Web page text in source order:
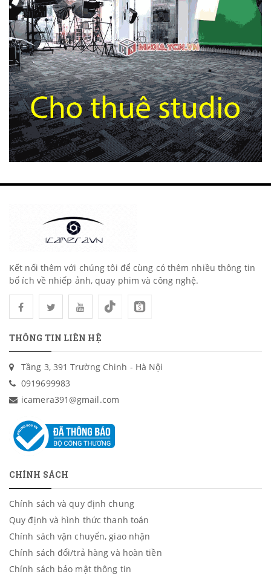
Kết nối thêm với chúng tôi để cùng có thêm nhiều thông tin
bổ ích về nhiếp ảnh, quay phim và công nghệ.
THÔNG TIN LIÊN HỆ
Tầng 3, 391 Trường Chinh - Hà Nội
0919699983
icamera391@gmail.com
CHÍNH SÁCH
Chính sách và quy định chung
Quy định và hình thức thanh toán
Chính sách vận chuyển, giao nhận
Chính sách đổi/trả hàng và hoàn tiền
Chính sách bảo mật thông tin